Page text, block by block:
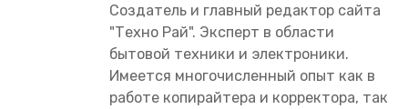
Создатель и главный редактор сайта
"Техно Рай". Эксперт в области
бытовой техники и электроники.
Имеется многочисленный опыт как в
работе копирайтера и корректора, так